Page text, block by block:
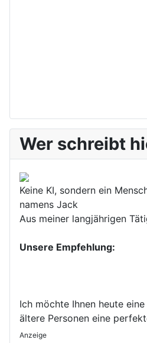
Wer schreibt
Keine KI, sondern ein
namens Jack
Aus meiner langjährigen
Unsere Empfehlung:
Ich möchte Ihnen heute
ältere Personen eine
Anzeige